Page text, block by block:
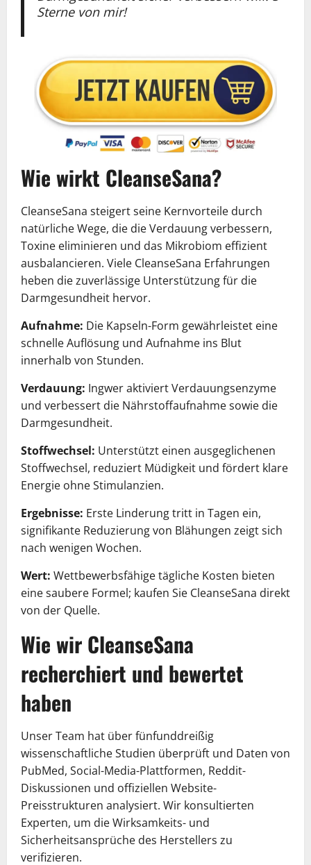
Sterne von mir!
Wie wirkt CleanseSana?
CleanseSana steigert seine Kernvorteile durch
natürliche Wege, die die Verdauung verbessern,
Toxine eliminieren und das Mikrobiom effizient
ausbalancieren. Viele CleanseSana Erfahrungen
heben die zuverlässige Unterstützung für die
Darmgesundheit hervor.
Aufnahme: Die Kapseln-Form gewährleistet eine
schnelle Auflösung und Aufnahme ins Blut
innerhalb von Stunden.
Verdauung: Ingwer aktiviert Verdauungsenzyme
und verbessert die Nährstoffaufnahme sowie die
Darmgesundheit.
Stoffwechsel: Unterstützt einen ausgeglichenen
Stoffwechsel, reduziert Müdigkeit und fördert klare
Energie ohne Stimulanzien.
Ergebnisse: Erste Linderung tritt in Tagen ein,
signifikante Reduzierung von Blähungen zeigt sich
nach wenigen Wochen.
Wert: Wettbewerbsfähige tägliche Kosten bieten
eine saubere Formel; kaufen Sie CleanseSana direkt
von der Quelle.
Wie wir CleanseSana
recherchiert und bewertet
haben
Unser Team hat über fünfunddreißig
wissenschaftliche Studien überprüft und Daten von
PubMed, Social-Media-Plattformen, Reddit-
Diskussionen und offiziellen Website-
Preisstrukturen analysiert. Wir konsultierten
Experten, um die Wirksamkeits- und
Sicherheitsansprüche des Herstellers zu
verifizieren.